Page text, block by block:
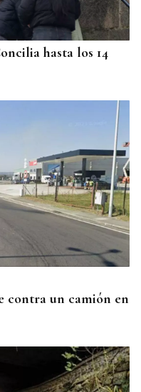
hasta los 14
contra un camión en